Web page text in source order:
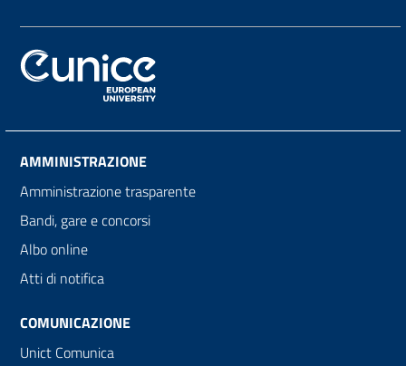
AMMINISTRAZIONE
Amministrazione trasparente
Bandi, gare e concorsi
Albo online
Atti di notifica
COMUNICAZIONE
Unict Comunica